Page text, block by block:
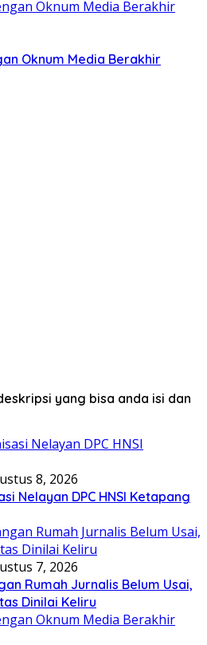
Oknum Media Berakhir
yang bisa anda isi dan
8, 2026
Nelayan DPC HNSI Ketapang
7, 2026
Rumah Jurnalis Belum Usai,
Dinilai Keliru